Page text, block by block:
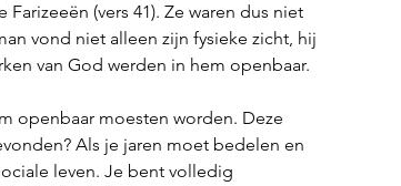
(vers 41). Ze waren dus niet
vond niet alleen zijn fysieke zicht, hij
van God werden in hem openbaar.
openbaar moesten worden. Deze
Als je jaren moet bedelen en
leven. Je bent volledig